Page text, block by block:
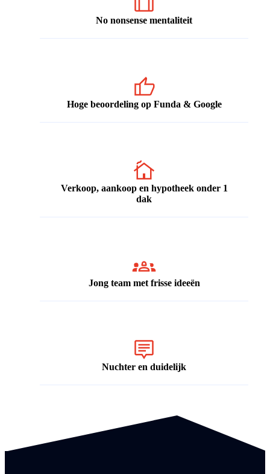
No nonsense mentaliteit
Hoge beoordeling op Funda & Google
Verkoop, aankoop en hypotheek onder 1
dak
Jong team met frisse ideeën
Nuchter en duidelijk